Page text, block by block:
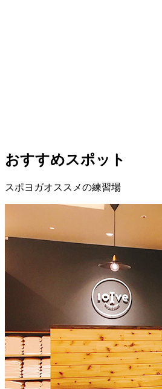
おすすめスポット
スポヨガオススメの練習場